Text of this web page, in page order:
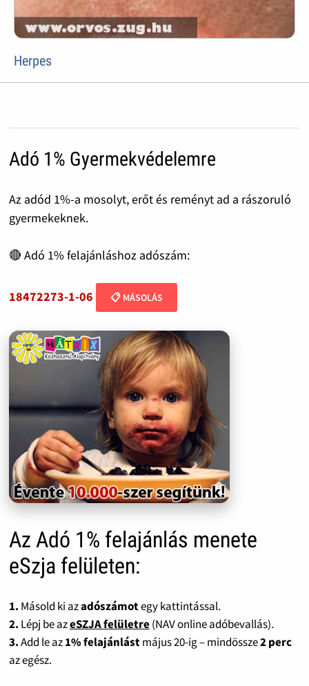
Herpes
Adó 1% Gyermekvédelemre
Az adód 1%-a mosolyt, erőt és reményt ad a rászoruló
gyermekeknek.
🔴 Adó 1% felajánláshoz adószám:
18472273-1-06 📋 MÁSOLÁS
Az Adó 1% felajánlás menete
eSzja felületen:
1. Másold ki azadószámotegy kattintással.
2. Lépj be azeSZJA felületre(NAV online adóbevallás).
3.Add le az1% felajánlástmájus 20-ig – mindössze2 perc
az egész.